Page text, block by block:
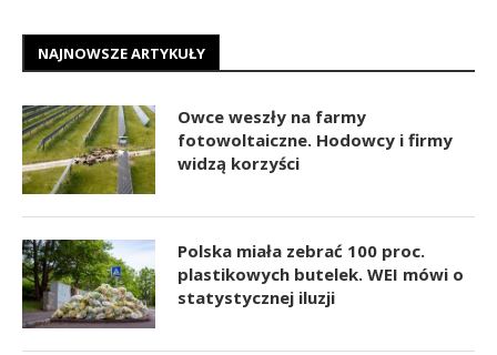
NAJNOWSZE ARTYKUŁY
Owce weszły na farmy
fotowoltaiczne. Hodowcy i firmy
widzą korzyści
Polska miała zebrać 100 proc.
plastikowych butelek. WEI mówi o
statystycznej iluzji